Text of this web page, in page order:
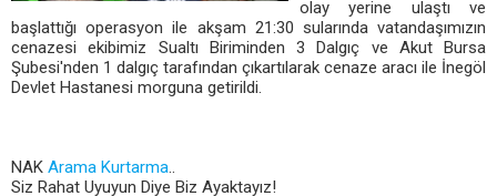
olay yerine ulaştı ve
başlattığı operasyon ile akşam 21:30 sularında vatandaşımızın
cenazesi ekibimiz Sualtı Biriminden 3 Dalgıç ve Akut Bursa
Şubesi'nden 1 dalgıç tarafından çıkartılarak cenaze aracı ile İnegöl
Devlet Hastanesi morguna getirildi.
NAK Arama Kurtarma..
Siz Rahat Uyuyun Diye Biz Ayaktayız!